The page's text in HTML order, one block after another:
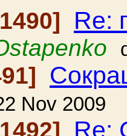
Re:
Nov 2009
Re: